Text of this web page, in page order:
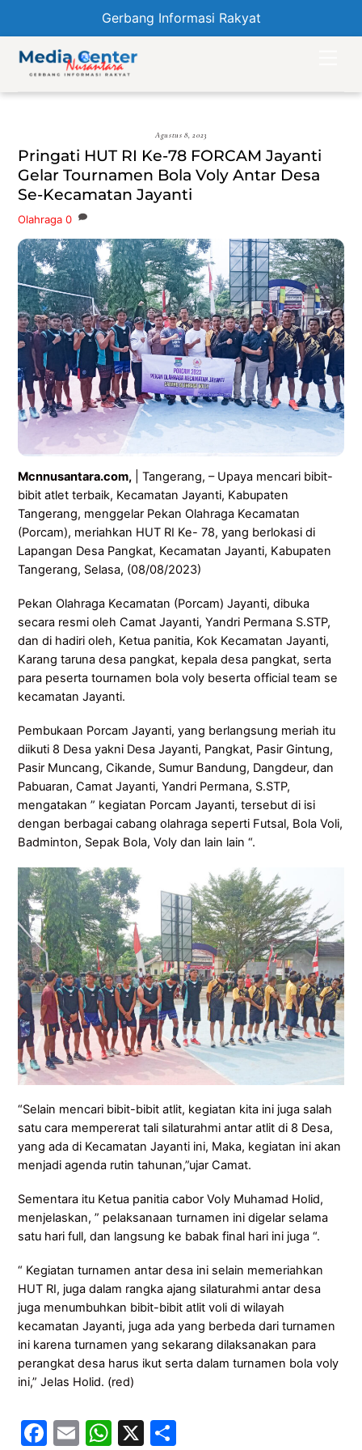
Gerbang Informasi Rakyat
content
Agustus 8, 2023
Pringati HUT RI Ke-78 FORCAM Jayanti
Gelar Tournamen Bola Voly Antar Desa
Se-Kecamatan Jayanti
Olahraga 0
Mcnnusantara.com, | Tangerang, – Upaya mencari bibit-
bibit atlet terbaik, Kecamatan Jayanti, Kabupaten
Tangerang, menggelar Pekan Olahraga Kecamatan
(Porcam), meriahkan HUT RI Ke- 78, yang berlokasi di
Lapangan Desa Pangkat, Kecamatan Jayanti, Kabupaten
Tangerang, Selasa, (08/08/2023)
Pekan Olahraga Kecamatan (Porcam) Jayanti, dibuka
secara resmi oleh Camat Jayanti, Yandri Permana S.STP,
dan di hadiri oleh, Ketua panitia, Kok Kecamatan Jayanti,
Karang taruna desa pangkat, kepala desa pangkat, serta
para peserta tournamen bola voly beserta official team se
kecamatan Jayanti.
Pembukaan Porcam Jayanti, yang berlangsung meriah itu
diikuti 8 Desa yakni Desa Jayanti, Pangkat, Pasir Gintung,
Pasir Muncang, Cikande, Sumur Bandung, Dangdeur, dan
Pabuaran, Camat Jayanti, Yandri Permana, S.STP,
mengatakan ” kegiatan Porcam Jayanti, tersebut di isi
dengan berbagai cabang olahraga seperti Futsal, Bola Voli,
Badminton, Sepak Bola, Voly dan lain lain “.
“Selain mencari bibit-bibit atlit, kegiatan kita ini juga salah
satu cara mempererat tali silaturahmi antar atlit di 8 Desa,
yang ada di Kecamatan Jayanti ini, Maka, kegiatan ini akan
menjadi agenda rutin tahunan,”ujar Camat.
Sementara itu Ketua panitia cabor Voly Muhamad Holid,
menjelaskan, ” pelaksanaan turnamen ini digelar selama
satu hari full, dan langsung ke babak final hari ini juga “.
“ Kegiatan turnamen antar desa ini selain memeriahkan
HUT RI, juga dalam rangka ajang silaturahmi antar desa
juga menumbuhkan bibit-bibit atlit voli di wilayah
kecamatan Jayanti, juga ada yang berbeda dari turnamen
ini karena turnamen yang sekarang dilaksanakan para
perangkat desa harus ikut serta dalam turnamen bola voly
ini,” Jelas Holid. (red)
F
E
W X